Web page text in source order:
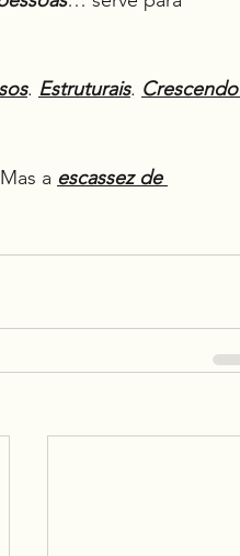
. Estruturais. Crescendo
a escassez de